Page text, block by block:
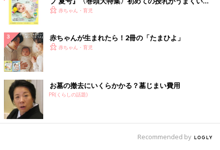
く！ おっぱい・ミルクの基本と夏のトラブル 解決テ
赤ちゃん・育児
赤ちゃんが生まれたら！2冊の「たまひよ」
赤ちゃん・育児
お墓の撤去にいくらかかる？墓じまい費用
PR(くらしの話題)
Recommended by